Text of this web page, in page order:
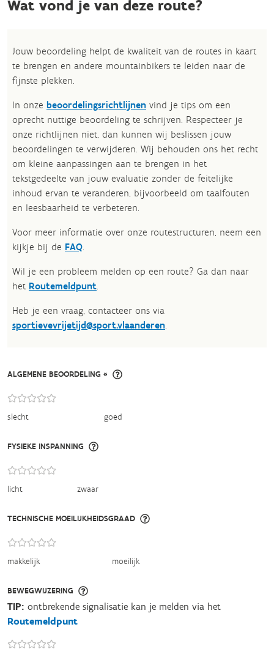
Wat vond je van deze route?
Jouw beoordeling helpt de kwaliteit van de routes in kaart
te brengen en andere mountainbikers te leiden naar de
fijnste plekken.
In onze beoordelingsrichtlijnen vind je tips om een
oprecht nuttige beoordeling te schrijven. Respecteer je
onze richtlijnen niet, dan kunnen wij beslissen jouw
beoordelingen te verwijderen. Wij behouden ons het recht
om kleine aanpassingen aan te brengen in het
tekstgedeelte van jouw evaluatie zonder de feitelijke
inhoud ervan te veranderen, bijvoorbeeld om taalfouten
en leesbaarheid te verbeteren.​
Voor meer informatie over onze routestructuren, neem een
kijkje bij de FAQ.
Wil je een probleem melden op een route? Ga dan naar
het Routemeldpunt.
Heb je een vraag, contacteer ons via
sportievevrijetijd@sport.vlaanderen.​
ALGEMENE BEOORDELING *
slecht goed
FYSIEKE INSPANNING
licht zwaar
TECHNISCHE MOEILIJKHEIDSGRAAD
makkelijk moeilijk
BEWEGWIJZERING
TIP: ontbrekende signalisatie kan je melden via het
Routemeldpunt